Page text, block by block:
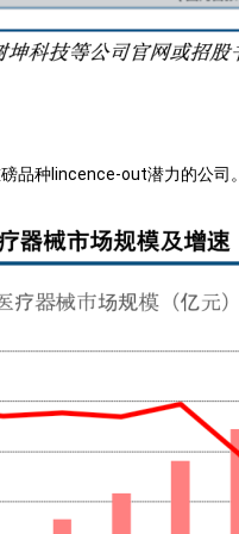
品种lincence-out潜力的公司